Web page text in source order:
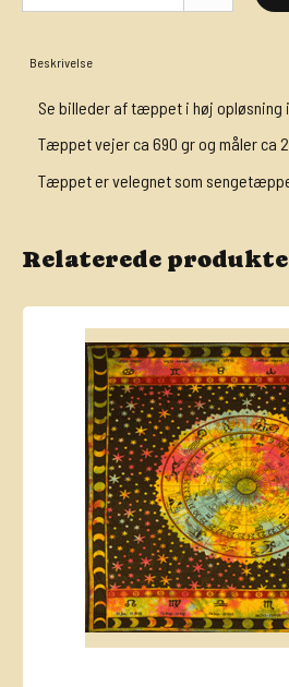
Beskrivelse
Se billeder af tæppet i høj opløsning i
Tæppet vejer ca 690 gr og måler ca
Tæppet er velegnet som
Relaterede